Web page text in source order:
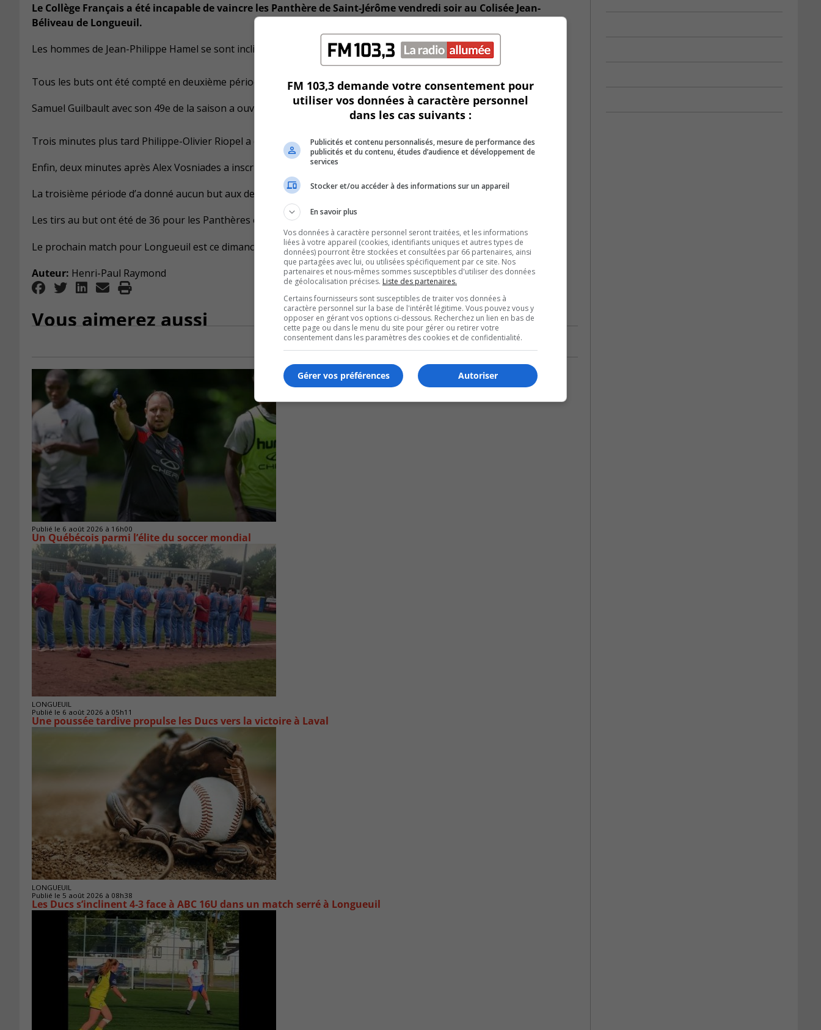
Le Collège Français a été incapable de vaincre les Panthère de Saint-Jérôme vendredi soir au Colisée Jean-
Béliveau de Longueuil.
Les hommes de Jean-Philippe Hamel se sont inclinés par la marque de 2 à 1.
Tous les buts ont été compté en deuxième période.
Samuel Guilbault avec son 49e de la saison a ouvert la marque pour Longueuil à 13 minutes 22 secondes.
Trois minutes plus tard Philippe-Olivier Riopel a compté pour Saint-Jérôme.
Enfin, deux minutes après Alex Vosniades a inscrit le deuxième buts des Panthères.
La troisième période d’a donné aucun but aux deux formations.
Les tirs au but ont été de 36 pour les Panthères et de 31 pour le CF.
Le prochain match pour Longueuil est ce dimanche contre Montréal-Nord.
Auteur: Henri-Paul Raymond
Vous aimerez aussi
Publié le 6 août 2026 à 16h00
Un Québécois parmi l’élite du soccer mondial
LONGUEUIL
Publié le 6 août 2026 à 05h11
Une poussée tardive propulse les Ducs vers la victoire à Laval
LONGUEUIL
Publié le 5 août 2026 à 08h38
Les Ducs s’inclinent 4‑3 face à ABC 16U dans un match serré à Longueuil
FM 103,3 demande votre consentement pour
utiliser vos données à caractère personnel
dans les cas suivants :
Publicités et contenu personnalisés, mesure de performance des
publicités et du contenu, études d’audience et développement de
services
Stocker et/ou accéder à des informations sur un appareil
En savoir plus
Vos données à caractère personnel seront traitées, et les informations
liées à votre appareil (cookies, identifiants uniques et autres types de
données) pourront être stockées et consultées par 66 partenaires, ainsi
que partagées avec lui, ou utilisées spécifiquement par ce site. Nos
partenaires et nous-mêmes sommes susceptibles d'utiliser des données
de géolocalisation précises. Liste des partenaires.
Certains fournisseurs sont susceptibles de traiter vos données à
caractère personnel sur la base de l'intérêt légitime. Vous pouvez vous y
opposer en gérant vos options ci-dessous. Recherchez un lien en bas de
cette page ou dans le menu du site pour gérer ou retirer votre
consentement dans les paramètres des cookies et de confidentialité.
Autoriser
Gérer vos préférences